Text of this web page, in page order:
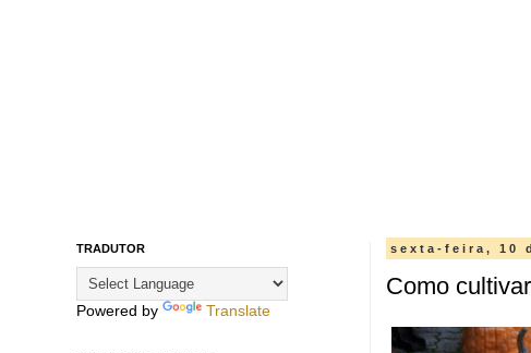
sexta-feira, 10
Como
TRADUTOR
Powered by Translate